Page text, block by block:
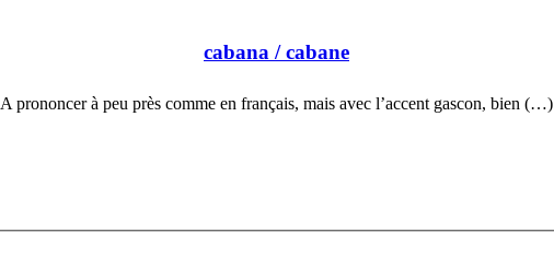
cabana / cabane
A prononcer à peu près comme en français, mais avec l’accent gascon, bien (…)